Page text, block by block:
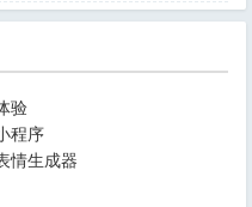
验
程序
情生成器